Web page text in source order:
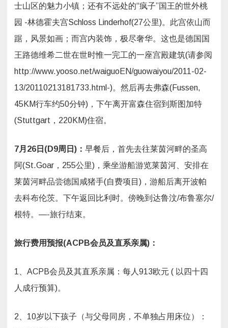
士山区的魅力小镇；还有不远处的“疯子”国王的世外桃
园 -林德霍夫宫Schloss Linderhof(27公里)。此宫依山而
踞，风景如画；而宫内装饰，极尽奢华。这也是德国国
王路德维希二世在世时惟一完工的一座宫殿建筑(请参阅
http://www.yooso.net/waiguoEN/guowaiyou/2011-02-
13/20110213181733.html-)。然后再去弗森(Fussen,
45KM行车约50分钟)，下午离开富森住宿到斯图加特
(Stuttgart，220KM)住宿。
7月 26 日 (D9周日 ) ： 早餐后，首先去往莱茵河畔的圣高
阿(St.Goar，255公里)，乘坐游船游览莱茵河、安排在
莱茵河畔品尝德国咸猪手(自费项目)，游船后离开波帕
去科布伦茨。下午返回比利时。傍晚到达鲁汶/布鲁塞尔/
根特。—-旅行结束。
旅行费用预报(ACPB会员及直系亲属) ：
1、ACPB会员及其直系亲属：每人913欧元 ( 以四十四
人成行预算)。
2、10岁以下孩子（与父母同房，不单独占用床位）：